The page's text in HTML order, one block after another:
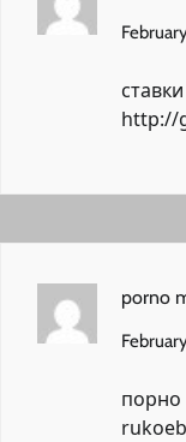
http://
porno
порно